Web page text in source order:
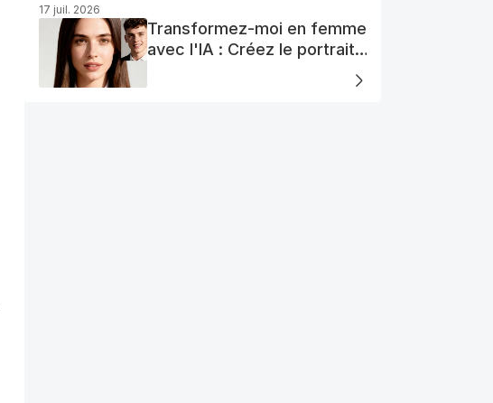
17 juil. 2026
Transformez-moi en femme
avec l'IA : Créez le portrait
de votre femme AI parfaite